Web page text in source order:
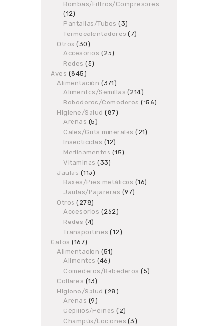
products
Bombas/Filtros/Compresores
1212
products
Pantallas/Tubos 33
products
Termocalentadores 77
Otros 3030
products
Accesorios 2525
Redes 55
Aves 845845
products
Alimentación 371371
products
Alimentos/Semillas 214214
products
Bebederos/Comederos 156156
Higiene/Salud 8787
Arenas 55
products
Cales/Grits minerales 2121
Insecticidas 1212
products
Medicamentos 1515
Vitaminas 3333
Jaulas 113113
products
Bases/Pies metálicos 1616
Jaulas/Pajareras 9797
Otros 278278
products
Accesorios 262262
Redes 44
products
Transportines 1212
Gatos 167167
products
Alimentacion 5151
Alimentos 4646
products
Comederos/Bebederos 55
Collares 1313
products
Higiene/Salud 2828
Arenas 99
products
Cepillos/Peines 22
products
Champús/Lociones 33